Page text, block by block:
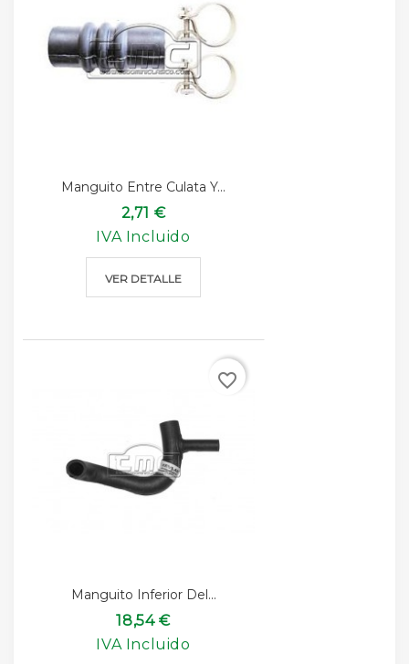
Manguito Entre Culata Y...
2,71 €
IVA Incluido
VER DETALLE
Manguito Inferior Del...
18,54 €
IVA Incluido
favorite_border